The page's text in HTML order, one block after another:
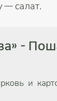
— салат.
-
и